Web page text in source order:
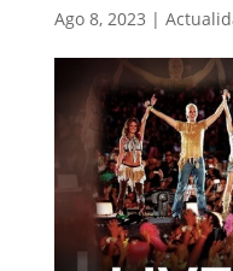
Ago 8, 2023 |